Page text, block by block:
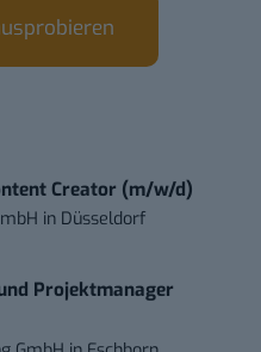
Creator (m/w/d)
in Düsseldorf
Projektmanager